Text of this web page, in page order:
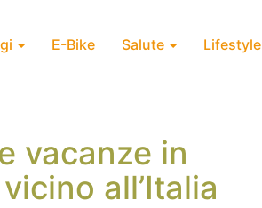
E-Bike Salute Lifestyle
vacanze in
all’Italia